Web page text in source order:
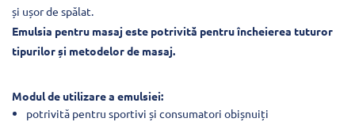
și ușor de spălat.
Emulsia pentru masaj este potrivită pentru încheierea tuturor
tipurilor și metodelor de masaj.
Modul de utilizare a emulsiei:
potrivită pentru sportivi și consumatori obișnuiți